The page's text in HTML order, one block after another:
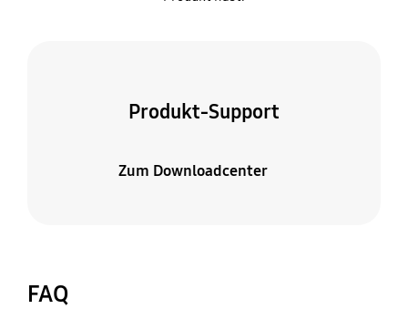
Produkt-Support
Zum Downloadcenter
FAQ